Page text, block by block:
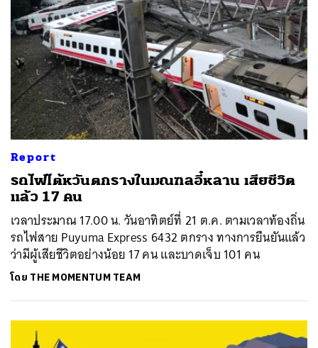
Report
รถไฟไต้หวันตกรางในมณฑลอี๋หลาน เสียชีวิต
แล้ว 17 คน
เวลาประมาณ 17.00 น. วันอาทิตย์ที่ 21 ต.ค. ตามเวลาท้องถิ่น
รถไฟสาย Puyuma Express 6432 ตกราง ทางการยืนยันแล้ว
ว่ามีผู้เสียชีวิตอย่างน้อย 17 คน และบาดเจ็บ 101 คน
โดย THE MOMENTUM TEAM